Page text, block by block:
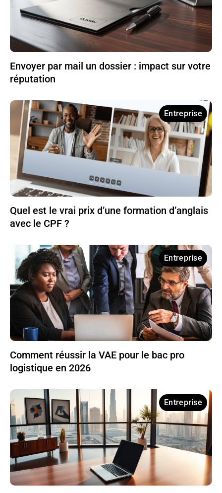
Envoyer par mail un dossier : impact sur votre
réputation
Entreprise
Quel est le vrai prix d’une formation d’anglais
avec le CPF ?
Entreprise
Comment réussir la VAE pour le bac pro
logistique en 2026
Entreprise